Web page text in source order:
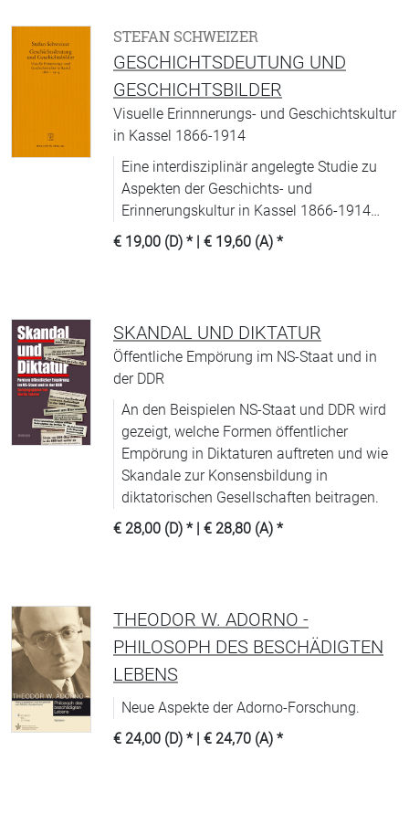
STEFAN SCHWEIZER
GESCHICHTSDEUTUNG UND
GESCHICHTSBILDER
Visuelle Erinnnerungs- und Geschichtskultur
in Kassel 1866-1914
Eine interdisziplinär angelegte Studie zu
Aspekten der Geschichts- und
Erinnerungskultur in Kassel 1866-1914
sowie zu den damit verbundenen
Geschichtsbildern.
€ 19,00 (D) * | € 19,60 (A) *
SKANDAL UND DIKTATUR
Öffentliche Empörung im NS-Staat und in
der DDR
An den Beispielen NS-Staat und DDR wird
gezeigt, welche Formen öffentlicher
Empörung in Diktaturen auftreten und wie
Skandale zur Konsensbildung in
diktatorischen Gesellschaften beitragen.
€ 28,00 (D) * | € 28,80 (A) *
THEODOR W. ADORNO -
PHILOSOPH DES BESCHÄDIGTEN
LEBENS
Neue Aspekte der Adorno-Forschung.
€ 24,00 (D) * | € 24,70 (A) *